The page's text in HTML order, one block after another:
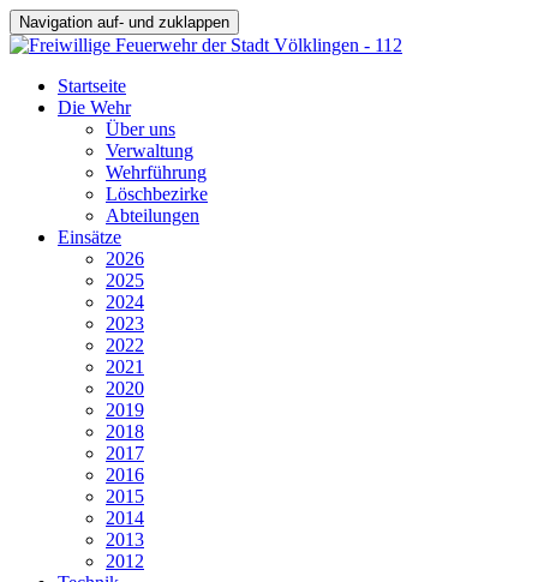
Navigation auf- und zuklappen
Startseite
Die Wehr
Über uns
Verwaltung
Wehrführung
Löschbezirke
Abteilungen
Einsätze
2026
2025
2024
2023
2022
2021
2020
2019
2018
2017
2016
2015
2014
2013
2012